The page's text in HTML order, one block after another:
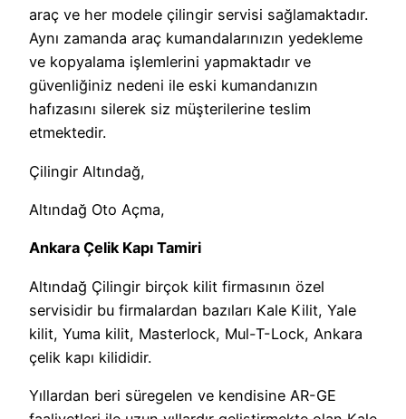
araç ve her modele çilingir servisi sağlamaktadır.
Aynı zamanda araç kumandalarınızın yedekleme
ve kopyalama işlemlerini yapmaktadır ve
güvenliğiniz nedeni ile eski kumandanızın
hafızasını silerek siz müşterilerine teslim
etmektedir.
Çilingir Altındağ,
Altındağ Oto Açma,
Ankara Çelik Kapı Tamiri
Altındağ Çilingir birçok kilit firmasının özel
servisidir bu firmalardan bazıları Kale Kilit, Yale
kilit, Yuma kilit, Masterlock, Mul-T-Lock, Ankara
çelik kapı kilididir.
Yıllardan beri süregelen ve kendisine AR-GE